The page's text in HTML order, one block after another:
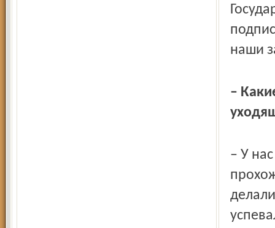
наши
–
– У